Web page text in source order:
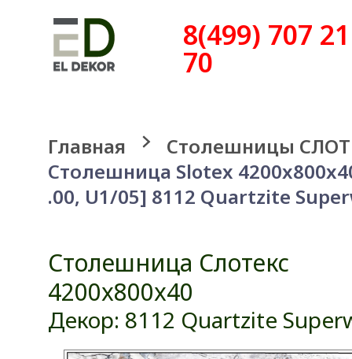
8(499) 707 21
70
Главная
Столешницы
Столешница Slotex
.00, U1/05] 8112 Quartzite
Столешница Слотекс
4200x800x40
Декор: 8112 Quartzite